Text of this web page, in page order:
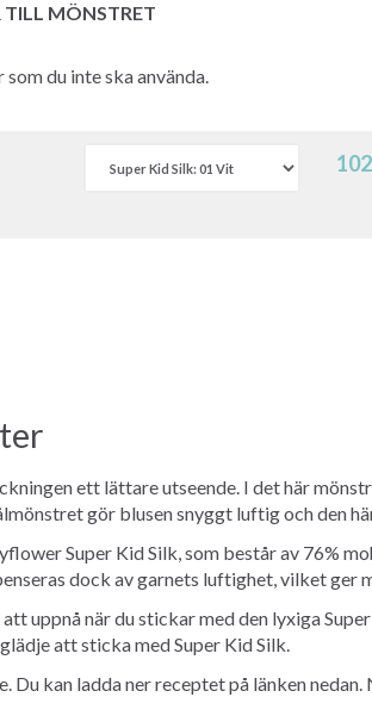
TILL MÖNSTRET
du inte ska använda.
ett lättare utseende. I det här
gör blusen snyggt luftig och den
Super Kid Silk, som består av 76%
dock av garnets luftighet, vilket ger
uppnå när du stickar med den lyxiga
att sticka med Super Kid Silk.
kan ladda ner receptet på länken nedan.